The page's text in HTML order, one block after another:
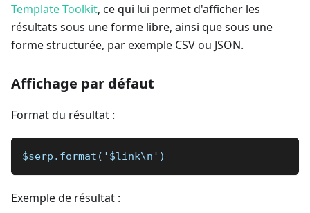
Template Toolkit, ce qui lui permet d'afficher les
résultats sous une forme libre, ainsi que sous une
forme structurée, par exemple CSV ou JSON.
Affichage par défaut
Format du résultat :
$serp.format('$link\n')
Exemple de résultat :